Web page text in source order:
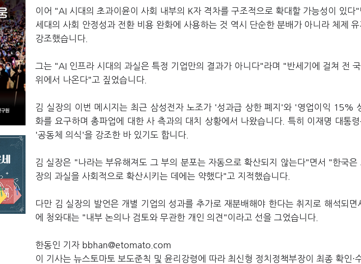
이어 "AI 시대의 초과이윤이 사회 내부의 K자 격차를 구조적으로 확대할 가능성이 있다
세대의 사회 안정성과 전환 비용 완화에 사용하는 것 역시 단순한 분배가 아니라 체제
강조했습니다.
그는 "AI 인프라 시대의 과실은 특정 기업만의 결과가 아니다"라며 "반세기에 걸쳐 전
위에서 나온다"고 짚었습니다.
김 실장의 이번 메시지는 최근 삼성전자 노조가 '성과급 상한 폐지'와 '영업이익 15%
화를 요구하며 총파업에 대한 사 측과의 대치 상황에서 나왔습니다. 특히 이재명 대통
'공동체 의식'을 강조한 바 있기도 합니다.
김 실장은 "나라는 부유해져도 그 부의 분포는 자동으로 확산되지 않는다"면서 "한국은
장의 과실을 사회적으로 확산시키는 데에는 약했다"고 지적했습니다.
다만 김 실장의 발언은 개별 기업의 성과를 추가로 재분배해야 한다는 취지로 해석되면
에 청와대는 "내부 논의나 검토와 무관한 개인 의견"이라고 선을 그었습니다.
한동인 기자 bbhan@etomato.com
이 기사는 뉴스토마토 보도준칙 및 윤리강령에 따라 최신형 정치정책부장이 최종 확인·